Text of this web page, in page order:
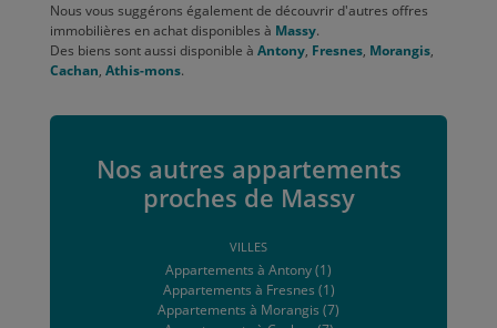
Nous vous suggérons également de découvrir d'autres offres
immobilières en achat disponibles à Massy.
Des biens sont aussi disponible à Antony, Fresnes, Morangis,
Cachan, Athis-mons.
Nos autres appartements
proches de Massy
VILLES
Appartements à Antony (1)
Appartements à Fresnes (1)
Appartements à Morangis (7)